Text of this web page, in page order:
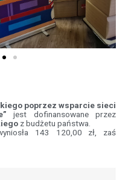
poprzez wsparcie sieci
jest dofinansowane przez
z budżetu państwa.
143 120,00 zł, zaś